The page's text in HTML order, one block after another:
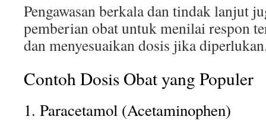
Pengawasan berkala dan tindak lanjut
pemberian obat untuk menilai respon
dan menyesuaikan dosis jika
Contoh Dosis Obat yang Populer
1. Paracetamol (Acetaminophen)